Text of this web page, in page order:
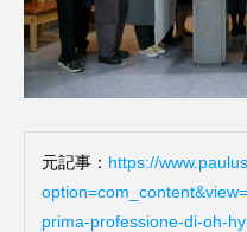
元記事： https://
prima-professione-di-oh-